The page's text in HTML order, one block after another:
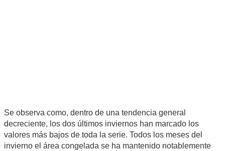
Se observa como, dentro de una tendencia general
decreciente, los dos últimos inviernos han marcado los
valores más bajos de toda la serie. Todos los meses del
invierno el área congelada se ha mantenido notablemente